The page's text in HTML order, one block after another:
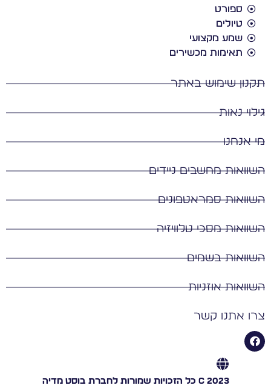
ספורט
טיולים
שמע מקצועי
תאימות מכשירים
שימוש באתר
נאות
אנחנו
מחשבים ניידים
סמראטפונים
מסכי טלוויזיה
בשמים
אוזניות
אתנו קשר
C 2023 כל הזכויות שמורות לחברת בוסט מדיה